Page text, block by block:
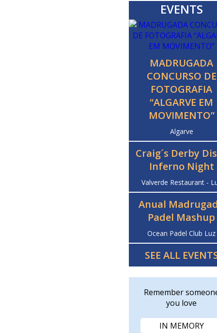
EVENTS
MADRUGADA
CONCURSO DE
FOTOGRAFIA
“ALGARVE EM
MOVIMENTO”
Algarve
Craig´s Derby
Inferno Night
Valverde Restaurant -
Anual
Padel Mashup
Ocean Padel Club Luz
SEE ALL
Remember
you love
IN MEMORY